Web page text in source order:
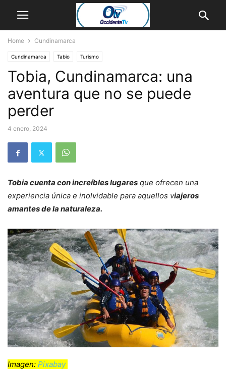
Home Cundinamarca
Cundinamarca Tabio Turismo
Tobia, Cundinamarca: una
aventura que no se puede
perder
4 enero, 2024
Tobia cuenta con increíbles lugares que ofrecen una
experiencia única e inolvidable para aquellos viajeros
amantes de la naturaleza.
Imagen: Pixabay